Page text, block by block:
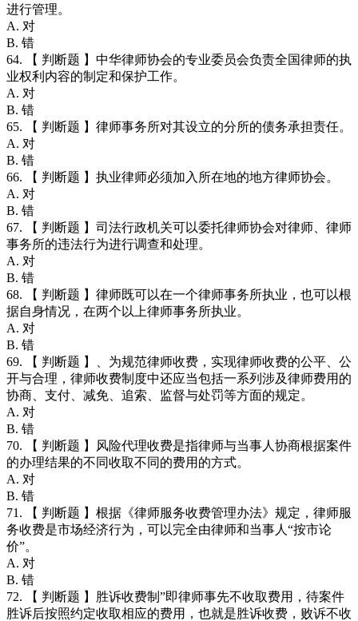
进行管理。
A. 对
B. 错
64. 【 判断题 】中华律师协会的专业委员会负责全国律师的执
业权利内容的制定和保护工作。
A. 对
B. 错
65. 【 判断题 】律师事务所对其设立的分所的债务承担责任。
A. 对
B. 错
66. 【 判断题 】执业律师必须加入所在地的地方律师协会。
A. 对
B. 错
67. 【 判断题 】司法行政机关可以委托律师协会对律师、律师
事务所的违法行为进行调查和处理。
A. 对
B. 错
68. 【 判断题 】律师既可以在一个律师事务所执业，也可以根
据自身情况，在两个以上律师事务所执业。
A. 对
B. 错
69. 【 判断题 】、为规范律师收费，实现律师收费的公平、公
开与合理，律师收费制度中还应当包括一系列涉及律师费用的
协商、支付、减免、追索、监督与处罚等方面的规定。
A. 对
B. 错
70. 【 判断题 】风险代理收费是指律师与当事人协商根据案件
的办理结果的不同收取不同的费用的方式。
A. 对
B. 错
71. 【 判断题 】根据《律师服务收费管理办法》规定，律师服
务收费是市场经济行为，可以完全由律师和当事人“按市论
价”。
A. 对
B. 错
72. 【 判断题 】胜诉收费制”即律师事先不收取费用，待案件
胜诉后按照约定收取相应的费用，也就是胜诉收费，败诉不收